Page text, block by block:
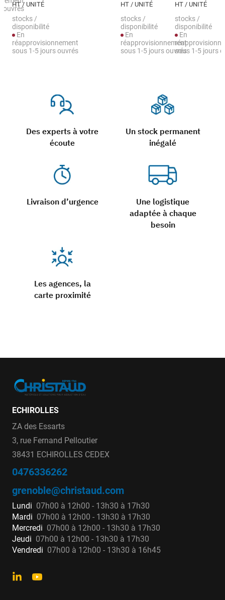
Des experts à votre
écoute
Un stock permanent
inégalé
Livraison d’urgence
Une logistique
adaptée à chaque
besoin
Les agences, la
carte proximité
ouvrés
HT / UNITÉ
stocks /
disponibilité
En
réapprovisionnement
sous 1-5 jours ouvrés
HT / UNITÉ
stocks /
disponibilité
En
réapprovisionnement
sous 1-5 jours ouvrés
HT / UNITÉ
stocks /
disponibilité
En
sous 1-5 jours
ECHIROLLES
ZA des Essarts
3, rue Fernand Pelloutier
38431 ECHIROLLES CEDEX
0476336262
grenoble@christaud.com
Lundi 07h00 à 12h00 - 13h30 à 17h30
Mardi 07h00 à 12h00 - 13h30 à 17h30
Mercredi 07h00 à 12h00 - 13h30 à 17h30
Jeudi 07h00 à 12h00 - 13h30 à 17h30
Vendredi 07h00 à 12h00 - 13h30 à 16h45